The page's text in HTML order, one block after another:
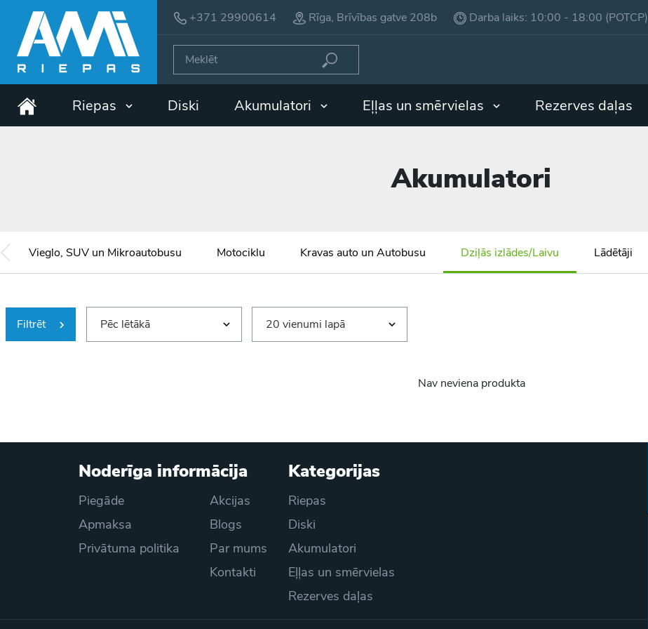
+371 29900614 Rīga, Brīvības gatve 208b Darba laiks: 10:00 - 18:00 (POTCP)
Riepas Diski Akumulatori Eļļas un smērvielas Rezerves daļas
Akumulatori
Vieglo, SUV un Mikroautobusu Motociklu Kravas auto un Autobusu Dziļās izlādes/Laivu Lādētāji
Filtrēt Pēc lētākā 20 vienumi lapā
Nav neviena produkta
Noderīga informācija
Piegāde
Apmaksa
Privātuma politika
Akcijas
Blogs
Par mums
Kontakti
Kategorijas
Riepas
Diski
Akumulatori
Eļļas un smērvielas
Rezerves daļas